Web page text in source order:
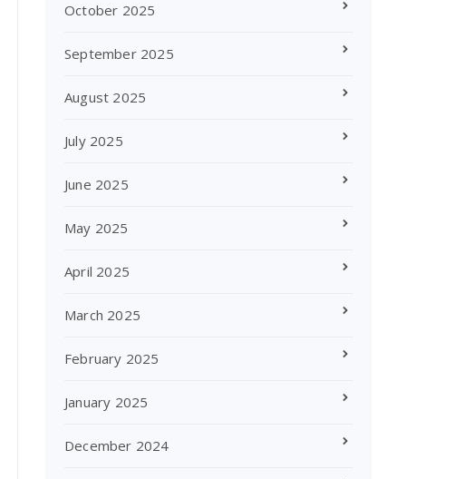
October 2025
September 2025
August 2025
July 2025
June 2025
May 2025
April 2025
March 2025
February 2025
January 2025
December 2024